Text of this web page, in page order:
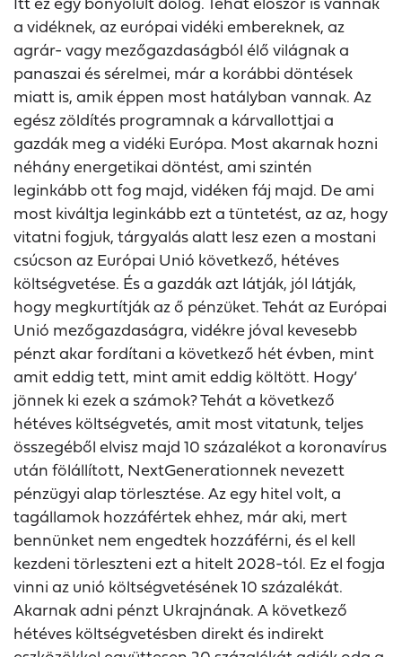
a vidéknek, az európai vidéki embereknek, az
agrár- vagy mezőgazdaságból élő világnak a
panaszai és sérelmei, már a korábbi döntések
miatt is, amik éppen most hatályban vannak. Az
egész zöldítés programnak a kárvallottjai a
gazdák meg a vidéki Európa. Most akarnak hozni
néhány energetikai döntést, ami szintén
leginkább ott fog majd, vidéken fáj majd. De ami
most kiváltja leginkább ezt a tüntetést, az az, hogy
vitatni fogjuk, tárgyalás alatt lesz ezen a mostani
csúcson az Európai Unió következő, hétéves
költségvetése. És a gazdák azt látják, jól látják,
hogy megkurtítják az ő pénzüket. Tehát az Európai
Unió mezőgazdaságra, vidékre jóval kevesebb
pénzt akar fordítani a következő hét évben, mint
amit eddig tett, mint amit eddig költött. Hogy’
jönnek ki ezek a számok? Tehát a következő
hétéves költségvetés, amit most vitatunk, teljes
összegéből elvisz majd 10 százalékot a koronavírus
után fölállított, NextGenerationnek nevezett
pénzügyi alap törlesztése. Az egy hitel volt, a
tagállamok hozzáfértek ehhez, már aki, mert
bennünket nem engedtek hozzáférni, és el kell
kezdeni törleszteni ezt a hitelt 2028-tól. Ez el fogja
vinni az unió költségvetésének 10 százalékát.
Akarnak adni pénzt Ukrajnának. A következő
hétéves költségvetésben direkt és indirekt